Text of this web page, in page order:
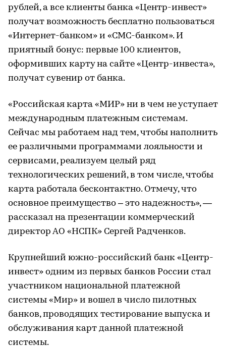
рублей, а все клиенты банка «Центр-инвест»
получат возможность бесплатно пользоваться
«Интернет-банком» и «СМС-банком». И
приятный бонус: первые 100 клиентов,
оформивших карту на сайте «Центр-инвеста»,
получат сувенир от банка.
«Российская карта «МИР» ни в чем не уступает
международным платежным системам.
Сейчас мы работаем над тем, чтобы наполнить
ее различными программами лояльности и
сервисами, реализуем целый ряд
технологических решений, в том числе, чтобы
карта работала бесконтактно. Отмечу, что
основное преимущество – это надежность», —
рассказал на презентации коммерческий
директор АО «НСПК» Сергей Радченков.
Крупнейший южно-российский банк «Центр-
инвест» одним из первых банков России стал
участником национальной платежной
системы «Мир» и вошел в число пилотных
банков, проводящих тестирование выпуска и
обслуживания карт данной платежной
системы.